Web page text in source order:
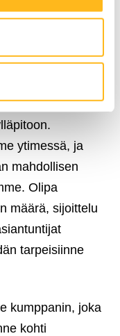
ytimessä, ja
mahdollisen
Olipa
määrä, sijoittelu
tarpeisiinne
kumppanin, joka
kohti